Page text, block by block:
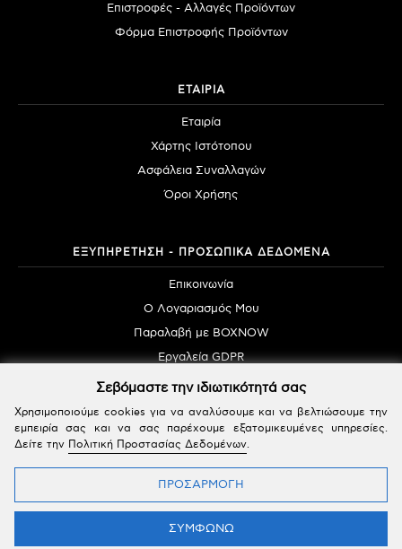
Επιστροφές - Αλλαγές Προϊόντων
Φόρμα Επιστροφής Προϊόντων
ΕΤΑΙΡΙΑ
Εταιρία
Χάρτης Ιστότοπου
Ασφάλεια Συναλλαγών
Όροι Χρήσης
ΕΞΥΠΗΡΕΤΗΣΗ - ΠΡΟΣΩΠΙΚΑ ΔΕΔΟΜΕΝΑ
Επικοινωνία
Ο Λογαριασμός Μου
Παραλαβή με BOXNOW
Εργαλεία GDPR
Powered by SBZ Systems & EMDI Business Management © 2026 | All Rights Reserved
Σεβόμαστε την ιδιωτικότητά σας
Χρησιμοποιούμε cookies για να αναλύσουμε και να βελτιώσουμε την
εμπειρία σας και να σας παρέχουμε εξατομικευμένες υπηρεσίες.
Δείτε την Πολιτική Προστασίας Δεδομένων.
ΠΡΟΣΑΡΜΟΓΗ
ΣΥΜΦΩΝΩ